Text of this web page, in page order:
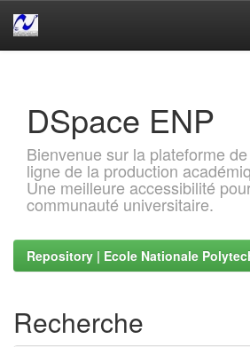
DSpace ENP
Bienvenue sur la plateforme
ligne de la production
Une meilleure accessibilité
communauté universitaire.
Repository | Ecole Nationale
Recherche